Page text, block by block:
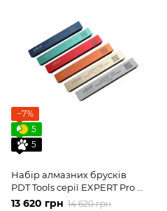
−7%
5
5
Набір алмазних брусків
PDT Tools серії EXPERT Pro 6
шт.
13 620 грн 14 620 грн